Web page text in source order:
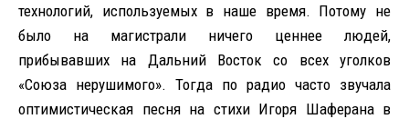
технологий, используемых в наше время. Потому не
было на магистрали ничего ценнее людей,
прибывавших на Дальний Восток со всех уголков
«Союза нерушимого». Тогда по радио часто звучала
оптимистическая песня на стихи Игоря Шаферана в